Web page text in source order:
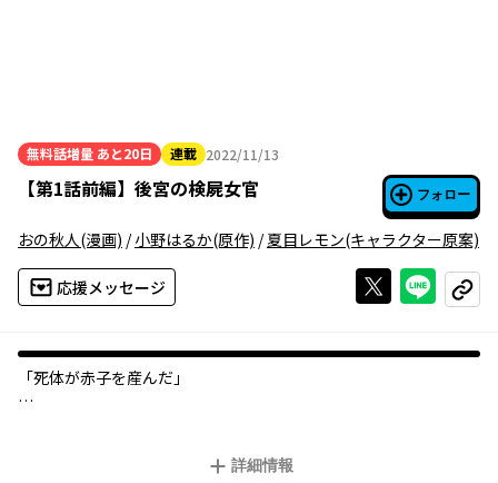
無料話増量 あと20日 連載 2022/11/13
2022年11月13日
【第1話前編】 後宮の検屍女官 フォロー
おの秋人(漫画) /小野はるか(原作) /夏目レモン(キャラクター原案)
応援メッセージ Xで投稿する
ライン
コピー
「死体が赤子を産んだ」
皇后の命を受け、騒動の沈静化に乗り出した美貌（イケメン）の
詳細情報